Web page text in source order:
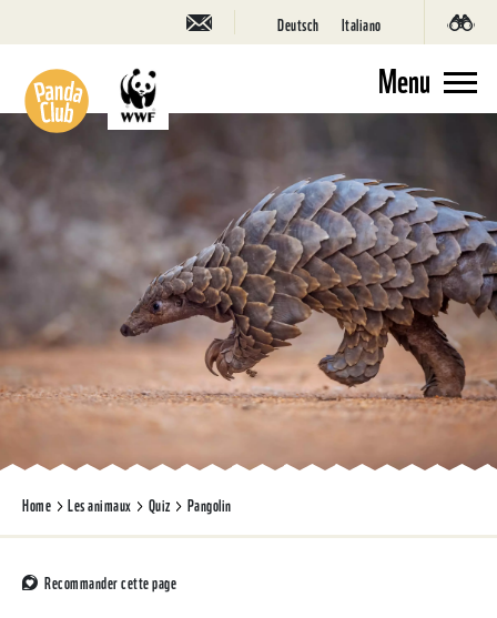
Deutsch Italiano
Menu
Home Les animaux Quiz Pangolin
Recommander cette page